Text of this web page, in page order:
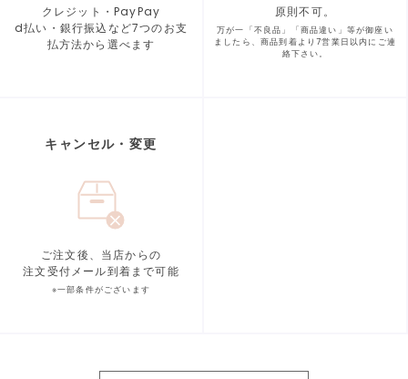
クレジット・PayPay
d払い・銀行振込など7つのお支
払方法から選べます
原則不可。
万が一「不良品」「商品違い」等が御座い
ましたら、商品到着より7営業日以内にご連
絡下さい。
キャンセル・変更
ご注文後、当店からの
注文受付メール到着まで可能
※一部条件がございます